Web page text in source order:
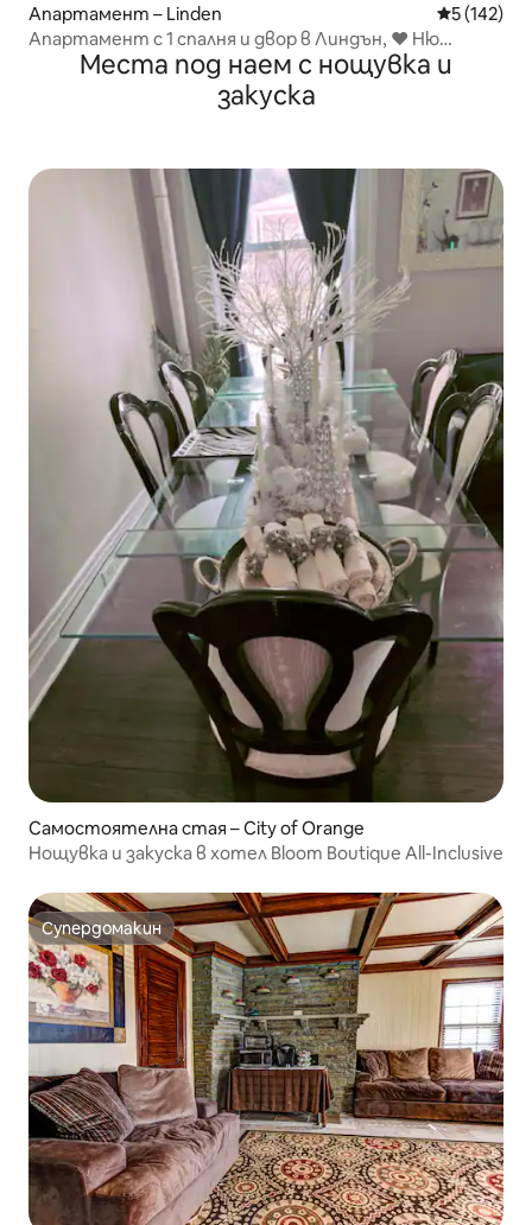
Апартамент – Linden Средна
5 (142)
Апартамент с 1 спалня и двор в Линдън, ❤ Ню
Джърси, близо до летище EWR
Места под наем с нощувка и
закуска
Самостоятелна стая – City of Orange
Нощувка и закуска в хотел Bloom Boutique All-Inclusive
Супердомакин
Супердомакин